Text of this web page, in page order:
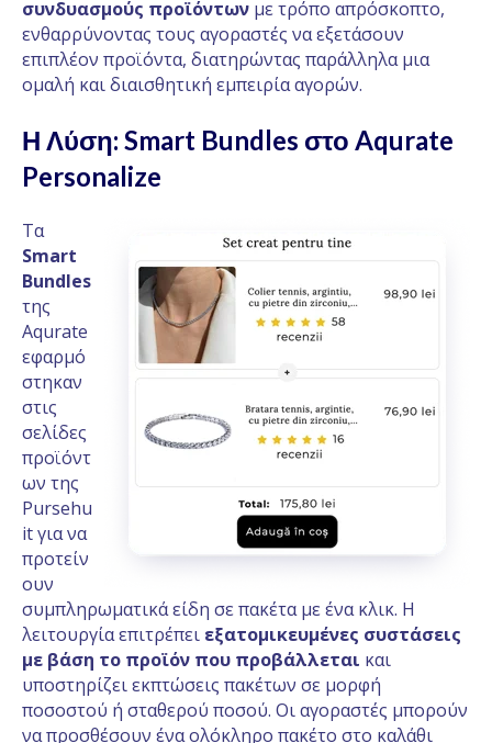
συνδυασμούς προϊόντων με τρόπο απρόσκοπτο,
ενθαρρύνοντας τους αγοραστές να εξετάσουν
επιπλέον προϊόντα, διατηρώντας παράλληλα μια
ομαλή και διαισθητική εμπειρία αγορών.
Η Λύση: Smart Bundles στο Aqurate
Personalize
Τα
Smart
Bundles
της
Aqurate
εφαρμό
στηκαν
στις
σελίδες
προϊόντ
ων της
Pursehu
it για να
προτείν
ουν
συμπληρωματικά είδη σε πακέτα με ένα κλικ. Η
λειτουργία επιτρέπει εξατομικευμένες συστάσεις
με βάση το προϊόν που προβάλλεται και
υποστηρίζει εκπτώσεις πακέτων σε μορφή
ποσοστού ή σταθερού ποσού. Οι αγοραστές μπορούν
να προσθέσουν ένα ολόκληρο πακέτο στο καλάθι